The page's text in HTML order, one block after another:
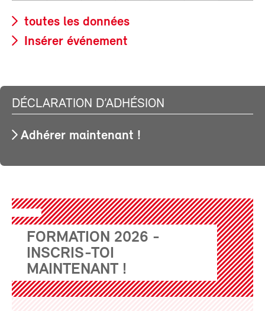
toutes les données
Insérer événement
DÉCLARATION D’ADHÉSION
Adhérer maintenant !
FORMATION 2026 -
INSCRIS-TOI
MAINTENANT !